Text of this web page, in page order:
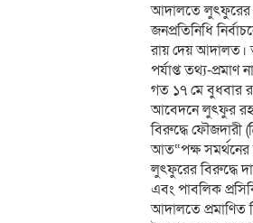
আদালতে লুৎফুরের
জনপ্রতিনিধি
রায় দেয় আদালত।
পর্যাপ্ত তথ্য-
গত ১৭ মে বুধবার
আবেদনে লুৎফুর
বিরুদ্ধে ফৌজদারী
আত“পক্ষ
লুৎফুরের বিরুদ্ধে
এবং পাবলিক
আদালতে